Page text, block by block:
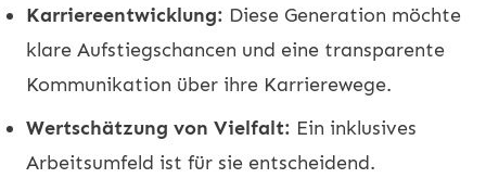
Karriereentwicklung: Diese Generation möchte
klare Aufstiegschancen und eine transparente
Kommunikation über ihre Karrierewege.
Wertschätzung von Vielfalt: Ein inklusives
Arbeitsumfeld ist für sie entscheidend.